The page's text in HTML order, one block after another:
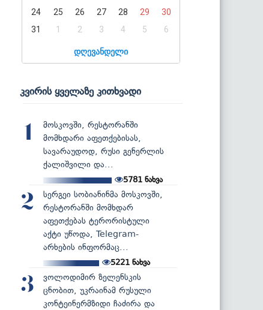
24
25 26 27 28 29
30
31
1 2 3 4 5 6
დღევანდელი
კვირის ყველაზე კითხვადი
1
მოსკოვში, რესტორანში
მომხდარი აფეთქებისას,
სავარაუდოდ, რუსი გენერლის
ქალიშვილი და...
5781 ნახვა
2
სერგეი სობიანინმა მოსკოვში,
რესტორანში მომხდარ
აფეთქებას ტერორისტული
აქტი უწოდა, Telegram-
არხების ინფორმაც...
5221 ნახვა
3
ვოლოდიმირ ზელენსკის
ცნობით, უკრაინამ რუსული
კონტეინერმზიდი ჩაძირა და